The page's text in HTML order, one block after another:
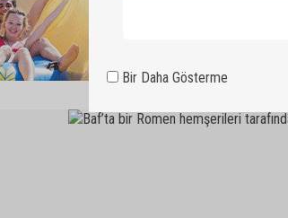
Bir Daha Gösterme